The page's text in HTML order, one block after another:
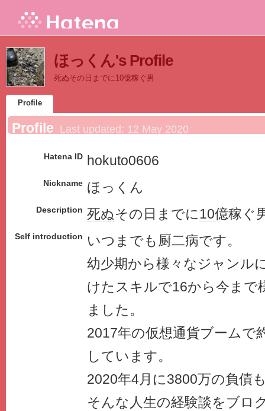
ほっくん's Profile
死ぬその日までに10億稼ぐ男
Profile
Profile Last updated: 12 May 2020
Hatena ID hokuto0606
Nickname ほっくん
Description 死ぬその日までに10億稼ぐ
Self introduction
いつまでも厨二病です。
幼少期から様々なジャンル
けたスキルで16から今まで
ました。
2017年の仮想通貨ブームで
しています。
2020年4月に3800万の負債
そんな人生の経験談をブロ